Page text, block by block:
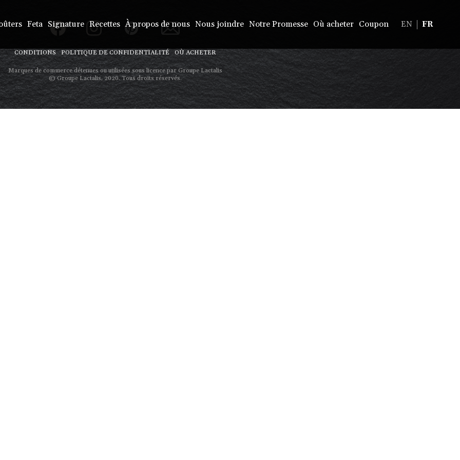
Feta Signature Recettes À propos de nous Nous joindre Notre Promesse Où acheter Coupon EN FR
CONDITIONS POLITIQUE DE CONFIDENTIALITÉ OÙ ACHETER
Marques de commerce détenues ou utilisées sous licence par Groupe Lactalis
© Groupe Lactalis, 2020. Tous droits réservés.